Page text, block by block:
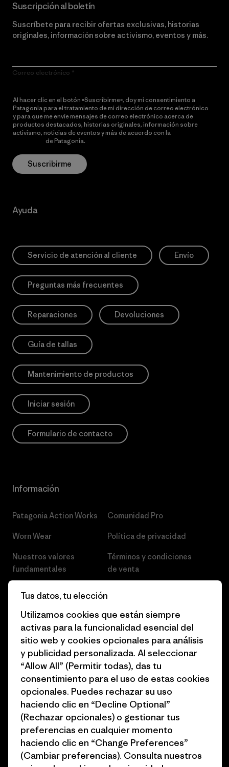
Suscripción al boletín
Suscríbete para recibir ofertas exclusivas, historias
originales, información sobre activismo, eventos y más.
Correo electrónico
Al hacer clic en el botón «Suscribirme», doy mi consentimiento a
Patagonia para el tratamiento de mi dirección de correo electrónico
y para que me envíe mensajes de correo electrónico acerca de
productos destacados, historias originales, información sobre
activismo, noticias de eventos y más de acuerdo con la
de Patagonia.
Suscribirme
Ayuda
Servicio de atención al cliente Envío
Preguntas más frecuentes
Reparaciones Devoluciones
Guía de tallas
Mantenimiento de productos
Iniciar sesión
Formulario de contacto
Información
Patagonia Action Works
Worn Wear
Nuestros valores
fundamentales
Business Unusual
Objetivos climáticos
1% for the Planet
Cómo financiamos
Tarjetas regalo
Encuentra una tienda
Comunidad Pro
Política de privacidad
Términos y condiciones
de venta
Empleo
Prensa
Programa para profesionales
del sector
Programa de afiliados
Mapa del sitio Patagonia
España
Tus datos, tu elección
Utilizamos cookies que están siempre
activas para la funcionalidad esencial del
sitio web y cookies opcionales para análisis
y publicidad personalizada. Al seleccionar
“Allow All” (Permitir todas), das tu
consentimiento para el uso de estas cookies
opcionales. Puedes rechazar su uso
haciendo clic en “Decline Optional”
(Rechazar opcionales) o gestionar tus
preferencias en cualquier momento
haciendo clic en “Change Preferences”
(Cambiar preferencias). Consulta nuestros